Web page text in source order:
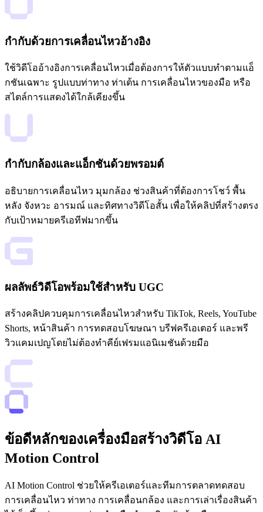
กำกับด้วยการเคลื่อนไหวอ้างอิง
ใช้วิดีโออ้างอิงการเคลื่อนไหวเมื่อต้องการให้ตัวแบบทำตามแอ็
กชันเฉพาะ รูปแบบท่าทาง ท่าเต้น การเคลื่อนไหวของมือ หรือ
สไตล์การแสดงได้ใกล้เคียงขึ้น
กำกับกล้องและแอ็กชันด้วยพรอมต์
อธิบายการเคลื่อนไหว มุมกล้อง ช่วงสินค้าที่ต้องการโชว์ พื้น
หลัง จังหวะ อารมณ์ และทิศทางวิดีโอสั้น เพื่อให้คลิปที่สร้างตรง
กับเป้าหมายครีเอทีฟมากขึ้น
ผลลัพธ์วิดีโอพร้อมใช้สำหรับ UGC
สร้างคลิปควบคุมการเคลื่อนไหวสำหรับ TikTok, Reels, YouTube
Shorts, หน้าสินค้า การทดสอบโฆษณา บรีฟครีเอเตอร์ และพรี
วิวแคมเปญโดยไม่ต้องทำคีย์เฟรมแอนิเมชันด้วยมือ
ข้อดีหลักของเครื่องมือสร้างวิดีโอ AI
Motion Control
AI Motion Control ช่วยให้ครีเอเตอร์และทีมการตลาดทดสอบ
การเคลื่อนไหว ท่าทาง การเคลื่อนกล้อง และการเล่าเรื่องสินค้า